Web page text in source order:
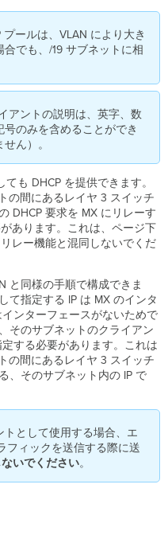
ールは、VLAN により大き
でも、/19 サブネットに相
アントの説明は、英字、数
のみを含めることができ
ん）。
も DHCP を提供できます。
の間にあるレイヤ 3 スイッチ
DHCP 要求を MX にリレーす
あります。これは、ページ下
レー機能と混同しないでくだ
と同様の手順で構成できま
て指定する IP は MX のインタ
ンターフェースがないためで
そのサブネットのクライアン
する必要があります。これは
の間にあるレイヤ 3 スイッチ
、そのサブネット内の IP で
として使用する場合、エ
フィックを送信する際に送
いでください。